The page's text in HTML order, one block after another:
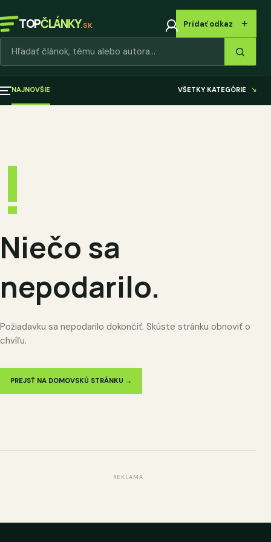
TOPČLÁNKY.SK Pridať odkaz ＋
NAJNOVŠIE VŠETKY KATEGÓRIE ↘
!
Niečo sa
nepodarilo.
Požiadavku sa nepodarilo dokončiť. Skúste stránku obnoviť o
chvíľu.
PREJSŤ NA DOMOVSKÚ STRÁNKU →
REKLAMA